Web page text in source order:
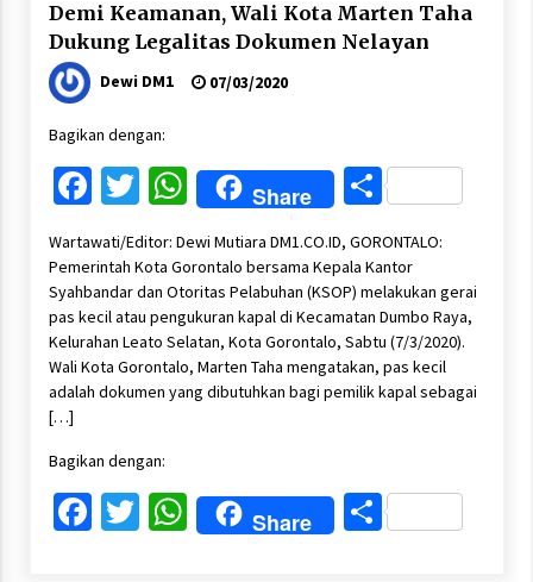
Demi Keamanan, Wali Kota Marten Taha
Dukung Legalitas Dokumen Nelayan
Dewi DM1 07/03/2020
Bagikan dengan:
Facebook
Twitter
WhatsApp
Share Share
Wartawati/Editor: Dewi Mutiara DM1.CO.ID, GORONTALO:
Pemerintah Kota Gorontalo bersama Kepala Kantor
Syahbandar dan Otoritas Pelabuhan (KSOP) melakukan gerai
pas kecil atau pengukuran kapal di Kecamatan Dumbo Raya,
Kelurahan Leato Selatan, Kota Gorontalo, Sabtu (7/3/2020).
Wali Kota Gorontalo, Marten Taha mengatakan, pas kecil
adalah dokumen yang dibutuhkan bagi pemilik kapal sebagai
[…]
Bagikan dengan:
Facebook
Twitter
WhatsApp
Share Share